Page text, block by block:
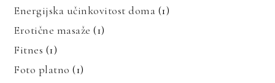
Energijska učinkovitost doma (1)
Erotične masaže (1)
Fitnes (1)
Foto platno (1)